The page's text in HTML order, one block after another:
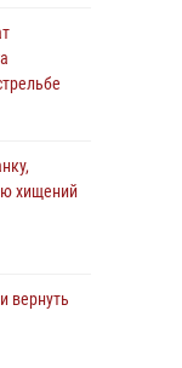
хищений
вернуть